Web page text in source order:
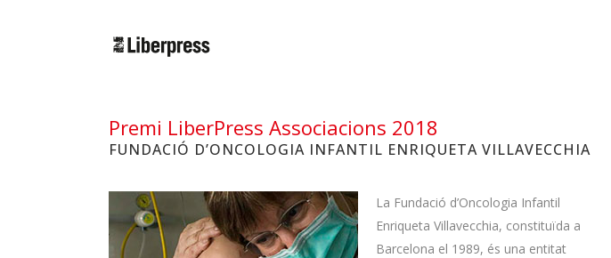
Premi LiberPress Associacions 2018
FUNDACIÓ D’ONCOLOGIA INFANTIL ENRIQUETA VILLAVECCHIA
La Fundació d’Oncologia Infantil
Enriqueta Villavecchia, constituïda a
Barcelona el 1989, és una entitat